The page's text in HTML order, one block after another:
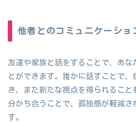
他者とのコミュニケーショ
友達や家族と話をすることで、あな
とができます。誰かに話すことで、
き、また新たな視点を得られること
分かち合うことで、孤独感が軽減さ
す。